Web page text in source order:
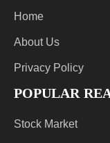
Home
About Us
Privacy Policy
POPULAR
Stock Market